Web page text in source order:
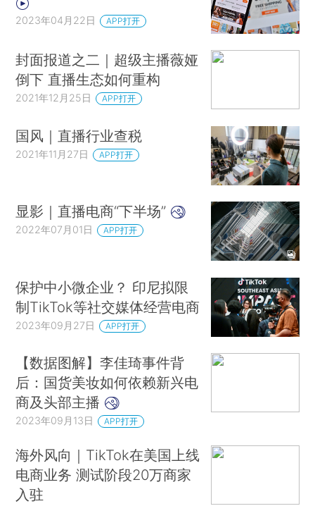
2023年04月22日 APP打开
封面报道之二｜超级主播薇娅
倒下 直播生态如何重构
2021年12月25日 APP打开
国风｜直播行业查税
2021年11月27日 APP打开
显影｜直播电商“下半场”
2022年07月01日 APP打开
保护中小微企业？ 印尼拟限
制TikTok等社交媒体经营电商
2023年09月27日 APP打开
【数据图解】李佳琦事件背
后：国货美妆如何依赖新兴电
商及头部主播
2023年09月13日 APP打开
海外风向｜TikTok在美国上线
电商业务 测试阶段20万商家
入驻